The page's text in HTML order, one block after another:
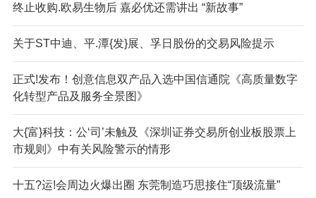
终止收购.欧易生物后 嘉必优还需讲出 “新故事”
关于ST中迪、平.潭{发}展、孚日股份的交易风险提示
正式!发布！创意信息双产品入选中国信通院《高质量数字
化转型产品及服务全景图》
大{富}科技：公‘司’未触及《深圳证券交易所创业板股票上
市规则》中有关风险警示的情形
十五?运!会周边火爆出圈 东莞制造巧思接住“顶级流量”